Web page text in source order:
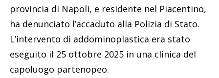
provincia di Napoli, e residente nel Piacentino,
ha denunciato l’accaduto alla Polizia di Stato.
L’intervento di addominoplastica era stato
eseguito il 25 ottobre 2025 in una clinica del
capoluogo partenopeo.